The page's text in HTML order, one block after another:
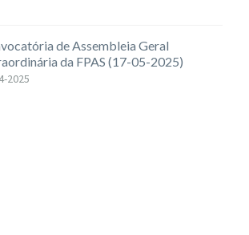
de Assembleia Geral
da FPAS (17-05-2025)
2025